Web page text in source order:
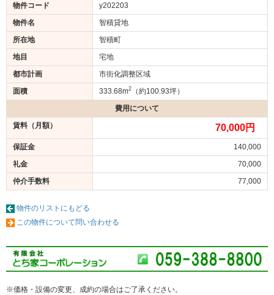
物件コード
y202203
物件名
智積貸地
所在地
智積町
地目
宅地
都市計画
市街化調整区域
面積
333.68m2
（約100.93坪）
費用について
賃料（月額）
70,000円
保証金
140,000
礼金
70,000
仲介手数料
77,000
物件のリストにもどる
この物件について問い合わせる
※価格・設備の変更、成約の場合はご了承ください。